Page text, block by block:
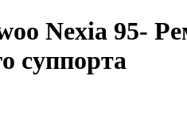
Nexia 95-
суппорта